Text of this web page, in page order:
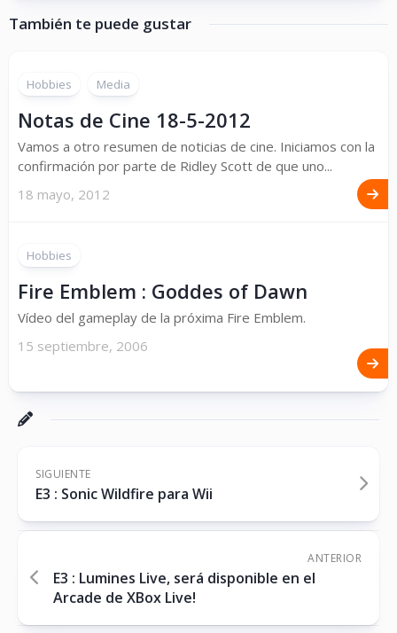
También te puede gustar
Hobbies Media
Notas de Cine 18-5-2012
Vamos a otro resumen de noticias de cine. Iniciamos con la
confirmación por parte de Ridley Scott de que uno...
18 mayo, 2012
Hobbies
Fire Emblem : Goddes of Dawn
Vídeo del gameplay de la próxima Fire Emblem.
15 septiembre, 2006
SIGUIENTE
E3 : Sonic Wildfire para Wii
ANTERIOR
E3 : Lumines Live, será disponible en el
Arcade de XBox Live!